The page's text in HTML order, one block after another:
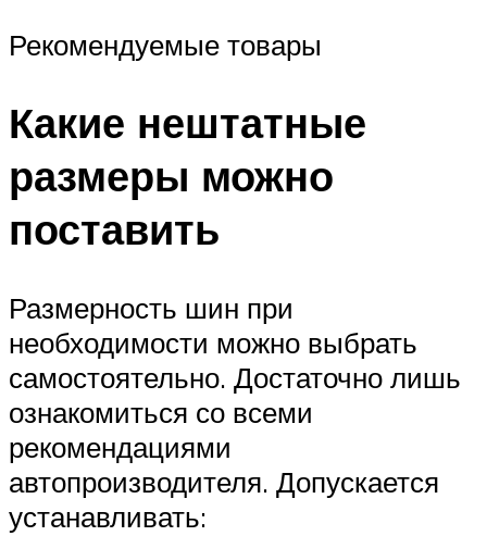
Рекомендуемые товары
Какие нештатные
размеры можно
поставить
Размерность шин при
необходимости можно выбрать
самостоятельно. Достаточно лишь
ознакомиться со всеми
рекомендациями
автопроизводителя. Допускается
устанавливать: